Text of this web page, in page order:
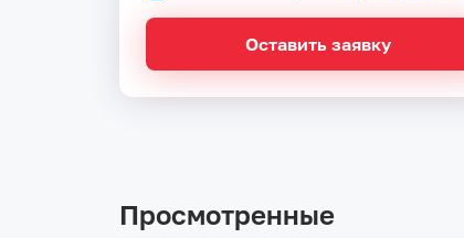
Оставить заявку
Просмотренные